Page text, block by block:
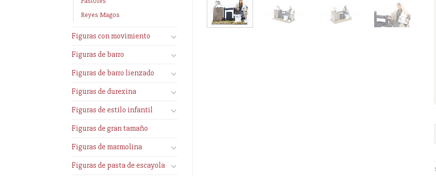
Reyes Magos
Figuras con movimiento
Figuras de barro
Figuras de barro lienzado
Figuras de durexina
Figuras de estilo infantil
Figuras de gran tamaño
Figuras de marmolina
Figuras de pasta de escayola